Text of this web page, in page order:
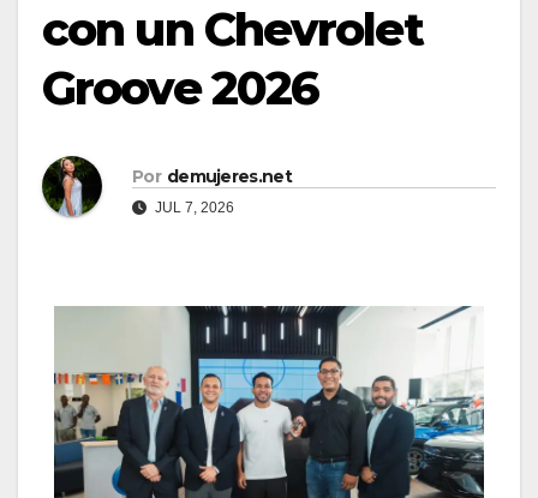
con un Chevrolet
Groove 2026
Por demujeres.net
JUL 7, 2026